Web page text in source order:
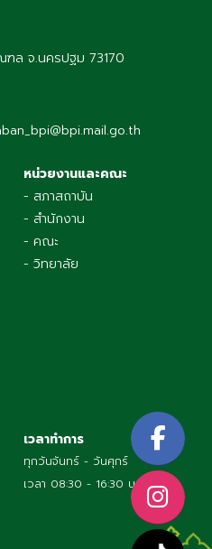
ฑล จ.นครปฐม 73170
หน่วยงานและคณะ
- สภาสถาบัน
- สำนักงาน
- คณะ
- วิทยาลัย
เวลาทำการ
ทุกวันจันทร์ - วันศุกร์
เวลา 08:30 - 16:30 น.